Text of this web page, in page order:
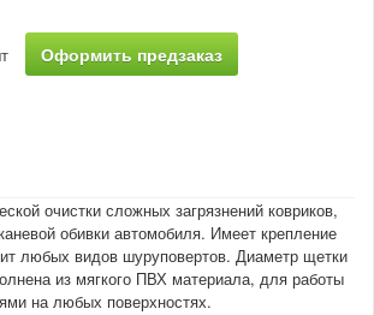
Оформить предзаказ
очистки сложных загрязнений ковриков,
обивки автомобиля. Имеет крепление
любых видов шуруповертов. Диаметр щетки
из мягкого ПВХ материала, для работы
на любых поверхностях.